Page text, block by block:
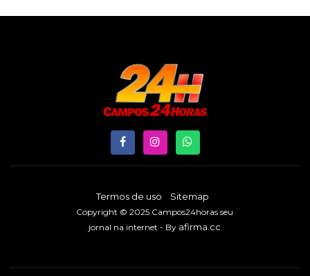
Termos de uso Sitemap
Copyright © 2025 Campos24horas seu